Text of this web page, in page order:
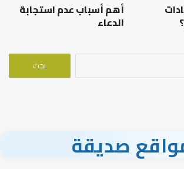
أهم أسباب عدم استجابة
الدعاء
البحث
صديقة